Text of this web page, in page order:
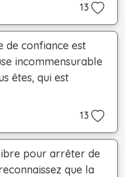
13
de confiance est
incommensurable
êtes, qui est
13
pour arrêter de
que la